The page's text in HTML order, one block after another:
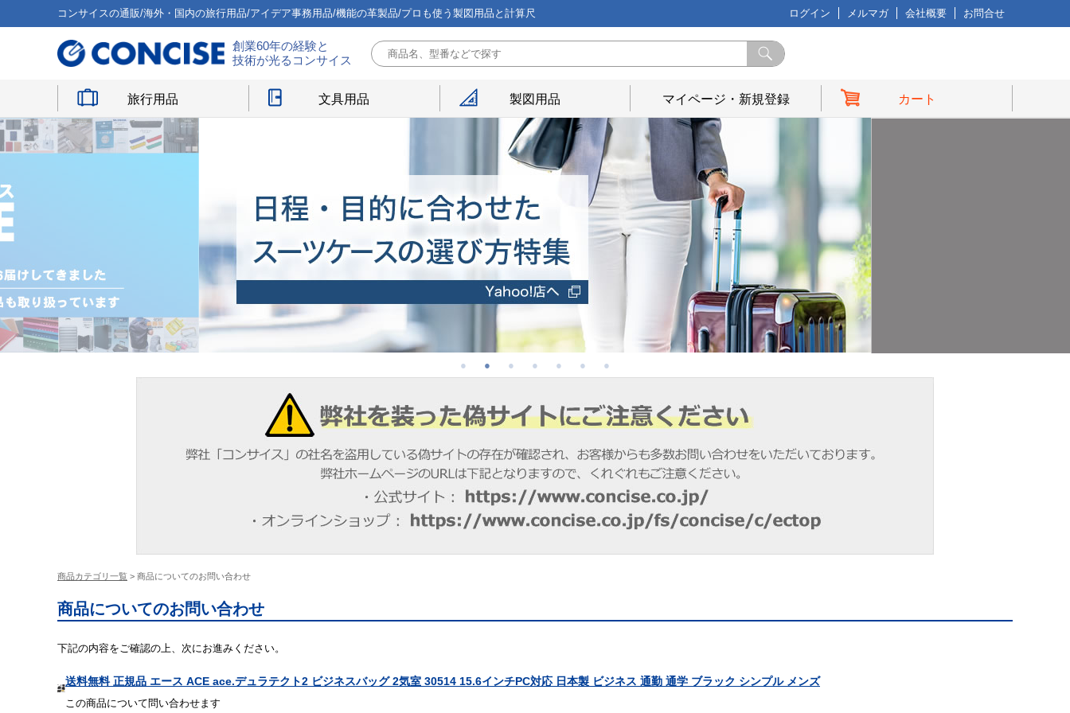
コンサイスの通販/海外・国内の旅行用品/アイデア事務用品/機能の革製品/プロも使う製図用品と計算尺 ログイン メルマガ 会社概要 お問合せ
創業60年の経験と
技術が光るコンサイス
旅行用品 文具用品 製図用品 マイページ・新規登録 カート
商品カテゴリ一覧 > 商品についてのお問い合わせ
商品についてのお問い合わせ
下記の内容をご確認の上、次にお進みください。
送料無料 正規品 エース ACE ace.デュラテクト2 ビジネスバッグ 2気室 30514 15.6インチPC対応 日本製 ビジネス 通勤 通学 ブラック シンプル メンズ
この商品について問い合わせます